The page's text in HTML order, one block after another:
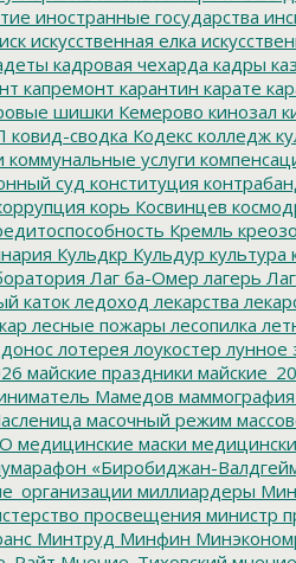
иностранные государства
иск искусственная елка
кадровая чехарда кадры
капремонт карантин карате
шишки Кемерово кинозал
ковид-сводка Кодекс колледж
коммунальные услуги
суд конституция
корь Косвинцев
Кремль
Кульдкр Кульдур культура
Лаг ба-Омер лагерь
катокледоход лекарства
лесные пожары лесопилка
лотерея лоукостер лунное
майские праздники
Мамедов маммография
масочный режим
медицинские маски
«Биробиджан-
миллиардеры
просвещения министр
Минтруд Минфин